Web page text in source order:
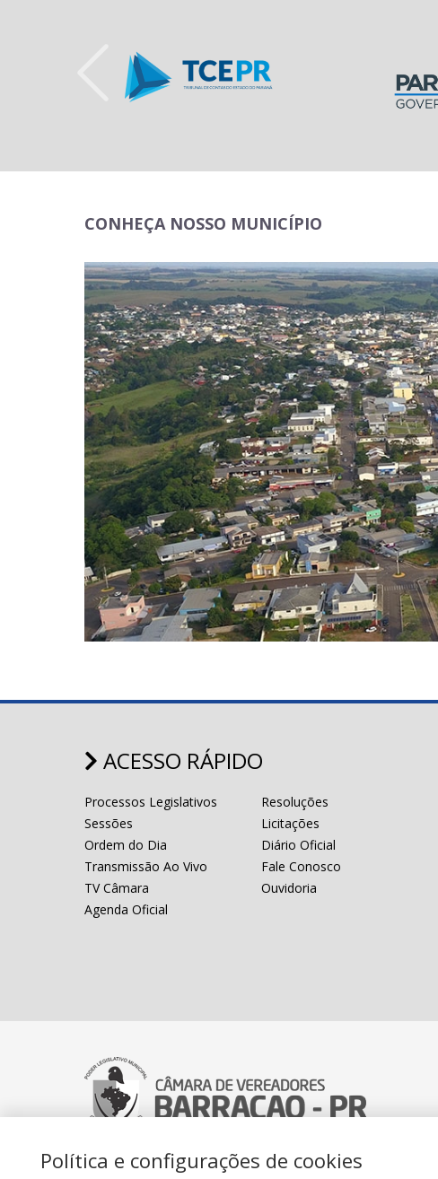
CONHEÇA NOSSO MUNICÍPIO
ACESSO RÁPIDO
Processos Legislativos
Sessões
Ordem do Dia
Transmissão Ao Vivo
TV Câmara
Agenda Oficial
Resoluções
Licitações
Diário Oficial
Fale Conosco
Ouvidoria
Política e configurações de cookies